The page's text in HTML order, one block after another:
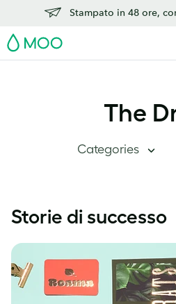
Stampato in 48 ore,
MOO
The
Categories
Dentro
Storie di
this
site:
Search
Storie di successo